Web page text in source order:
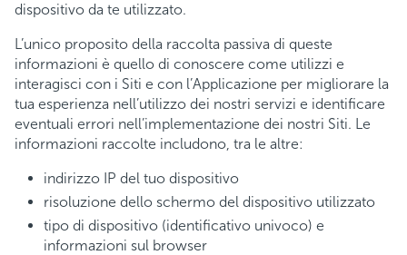
dispositivo da te utilizzato.
L’unico proposito della raccolta passiva di queste
informazioni è quello di conoscere come utilizzi e
interagisci con i Siti e con l’Applicazione per migliorare la
tua esperienza nell’utilizzo dei nostri servizi e identificare
eventuali errori nell’implementazione dei nostri Siti. Le
informazioni raccolte includono, tra le altre:
indirizzo IP del tuo dispositivo
risoluzione dello schermo del dispositivo utilizzato
tipo di dispositivo (identificativo univoco) e
informazioni sul browser